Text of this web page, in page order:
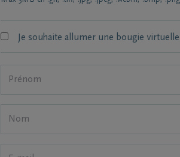
Je souhaite allumer une bougie virtuelle